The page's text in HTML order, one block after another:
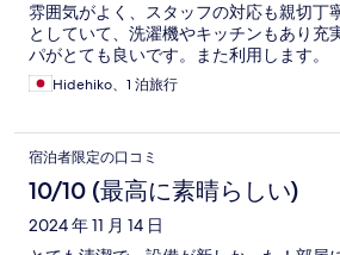
雰囲気がよく、スタッフの対応も親切丁
としていて、洗濯機やキッチンもあり充
パがとても良いです。また利用します。
Hidehiko、1 泊旅行
宿泊者限定の口コミ
10/10 (最高に素晴らしい)
2024 年 11 月 14 日